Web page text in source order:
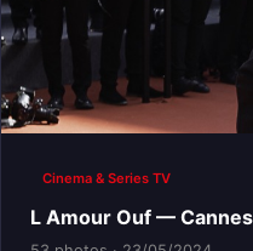
Cinema & Series TV
L Amour Ouf —